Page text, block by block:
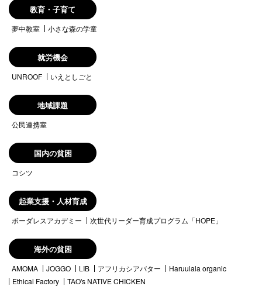
教育・子育て
夢中教室 小さな森の学童
就労機会
UNROOF いえとしごと
地域課題
公民連携室
国内の貧困
コシツ
起業支援・人材育成
ボーダレスアカデミー 次世代リーダー育成プログラム「HOPE」
海外の貧困
AMOMA JOGGO LIB アフリカシアバター
Haruulala organic
Ethical Factory
TAO's NATIVE CHICKEN